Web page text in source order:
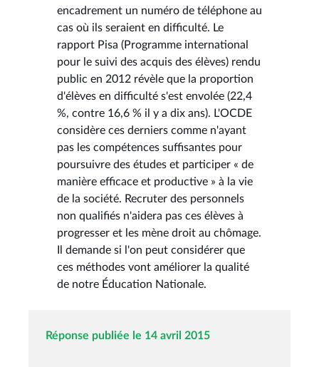
encadrement un numéro de téléphone au
cas où ils seraient en difficulté. Le
rapport Pisa (Programme international
pour le suivi des acquis des élèves) rendu
public en 2012 révèle que la proportion
d'élèves en difficulté s'est envolée (22,4
%, contre 16,6 % il y a dix ans). L'OCDE
considère ces derniers comme n'ayant
pas les compétences suffisantes pour
poursuivre des études et participer « de
manière efficace et productive » à la vie
de la société. Recruter des personnels
non qualifiés n'aidera pas ces élèves à
progresser et les mène droit au chômage.
Il demande si l'on peut considérer que
ces méthodes vont améliorer la qualité
de notre Éducation Nationale.
Réponse publiée le 14 avril 2015